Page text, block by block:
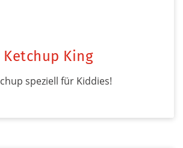
Ketchup King
speziell für Kiddies!